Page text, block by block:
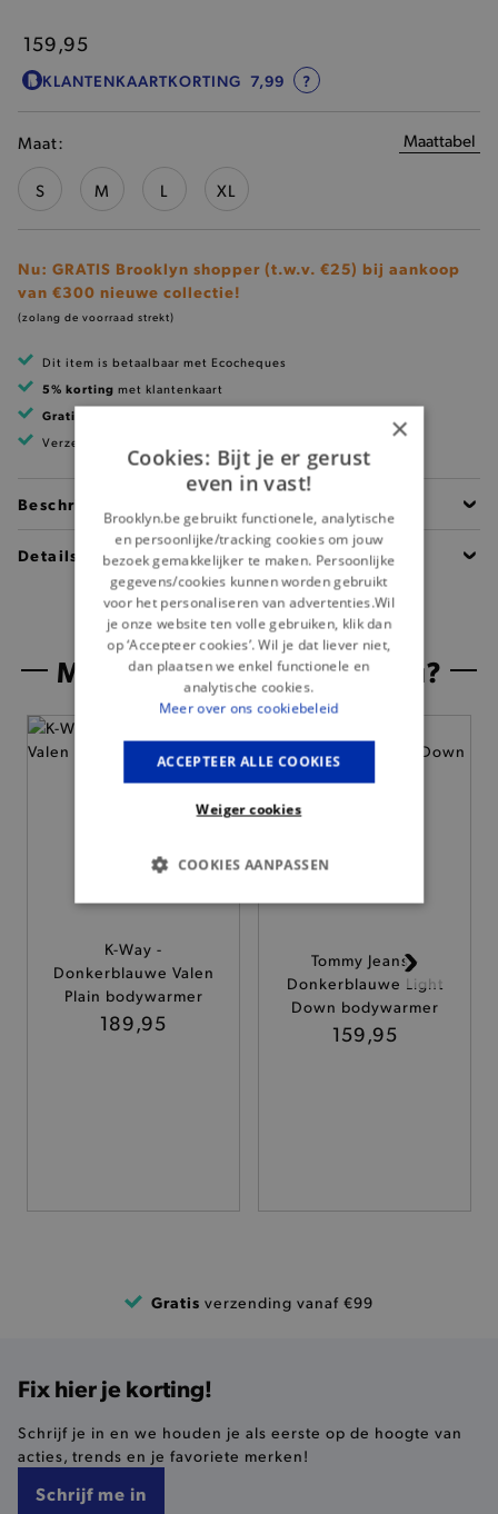
159,95
KLANTENKAARTKORTING 7,99 ?
Maat: Maattabel
S M L XL
Nu: GRATIS Brooklyn shopper (t.w.v. €25) bij aankoop
van €300 nieuwe collectie!
(zolang de voorraad strekt)
Dit item is betaalbaar met Ecocheques
5% korting met klantenkaart
Gratis verzending
Verzending binnen 1 à 2 werkdagen
Beschrijving
Details
Misschien is dit iets voor jou?
K-Way -
Donkerblauwe Valen
Plain bodywarmer
189,95
Tommy Jeans -
Donkerblauwe Light
Down bodywarmer
159,95
Gratis verzending vanaf €99
Fix hier je korting!
Schrijf je in en we houden je als eerste op de hoogte van
acties, trends en je favoriete merken!
Schrijf me in
×
Cookies: Bijt je er gerust
even in vast!
Brooklyn.be gebruikt functionele, analytische
en persoonlijke/tracking cookies om jouw
bezoek gemakkelijker te maken. Persoonlijke
gegevens/cookies kunnen worden gebruikt
voor het personaliseren van advertenties.Wil
je onze website ten volle gebruiken, klik dan
op ‘Accepteer cookies’. Wil je dat liever niet,
dan plaatsen we enkel functionele en
analytische cookies.
Meer over ons cookiebeleid
ACCEPTEER ALLE COOKIES
Weiger cookies
COOKIES AANPASSEN
BASIS COOKIES
ANALYTISCHE
TARGETING
analytische en functionele cookies vullen hun
buikjes algemene bezoekersinformatie, maar
product-added-modal
selected-val